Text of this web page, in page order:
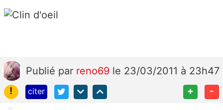
Publié par reno69 le 23/03/2011 à 23h47
!
citer + -